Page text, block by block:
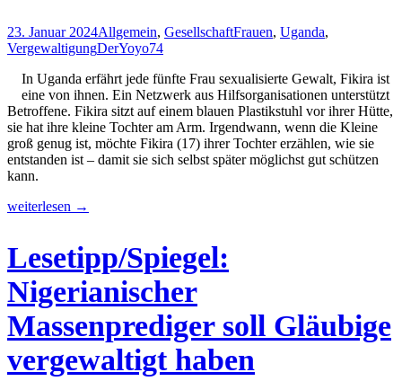
23. Januar 2024Allgemein, GesellschaftFrauen, Uganda,
VergewaltigungDerYoyo74
In Uganda erfährt jede fünfte Frau sexualisierte Gewalt, Fikira ist
eine von ihnen. Ein Netzwerk aus Hilfsorganisationen unterstützt
Betroffene. Fikira sitzt auf einem blauen Plastikstuhl vor ihrer Hütte,
sie hat ihre kleine Tochter am Arm. Irgendwann, wenn die Kleine
groß genug ist, möchte Fikira (17) ihrer Tochter erzählen, wie sie
entstanden ist – damit sie sich selbst später möglichst gut schützen
kann.
Lesetipp/Der
Gewalt
in
Uganda:
„Ich
will
Polizistin
Damit
weiterlesen →
Lesetipp/Spiegel:
Nigerianischer
Massenprediger soll Gläubige
vergewaltigt haben